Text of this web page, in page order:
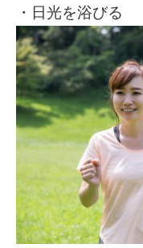
・日光を浴びる